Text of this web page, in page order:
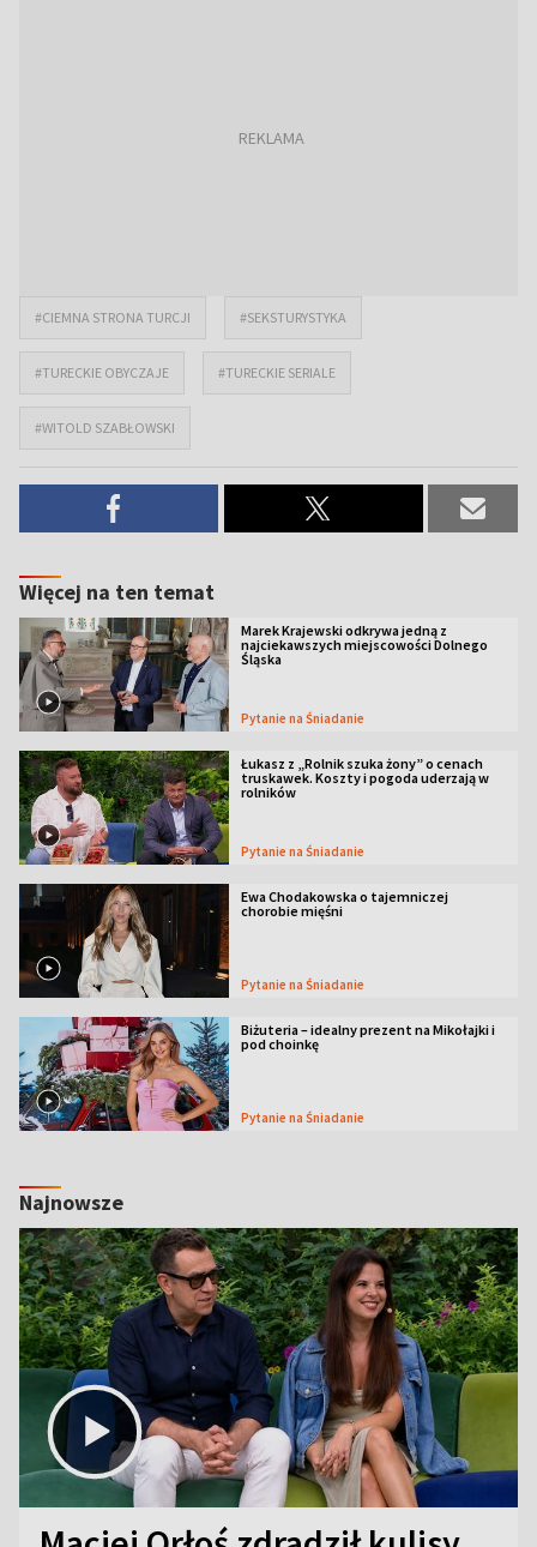
#CIEMNA STRONA TURCJI #SEKSTURYSTYKA
#TURECKIE OBYCZAJE #TURECKIE SERIALE
#WITOLD SZABŁOWSKI
Więcej na ten temat
Marek Krajewski odkrywa jedną z
najciekawszych miejscowości Dolnego
Śląska
Pytanie na Śniadanie
Łukasz z „Rolnik szuka żony” o cenach
truskawek. Koszty i pogoda uderzają w
rolników
Pytanie na Śniadanie
Ewa Chodakowska o tajemniczej
chorobie mięśni
Pytanie na Śniadanie
Biżuteria – idealny prezent na Mikołajki i
pod choinkę
Pytanie na Śniadanie
Najnowsze